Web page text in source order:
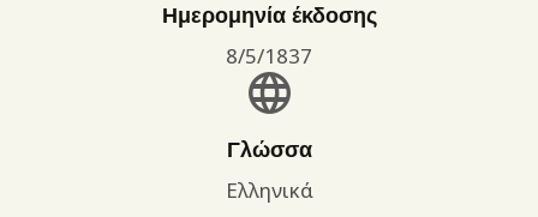
Ημερομηνία έκδοσης
8/5/1837
Γλώσσα
Ελληνικά